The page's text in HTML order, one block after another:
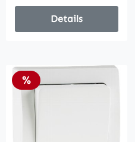
Details
Rabatt
%